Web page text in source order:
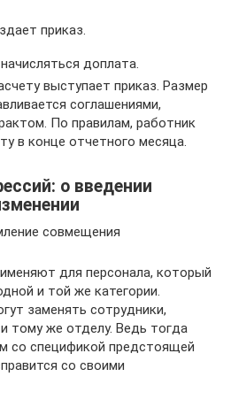
приказ.
доплата.
выступает приказ. Размер
соглашениями,
По правилам, работник
в конце отчетного месяца.
о введении
совмещения
для персонала, который
и той же категории.
заменять сотрудники,
тому же отделу. Ведь тогда
со спецификой предстоящей
со своими